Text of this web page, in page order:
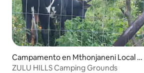
Campamento en Mthonjaneni Local Mu
nicipality
ZULU HILLS Camping Grounds